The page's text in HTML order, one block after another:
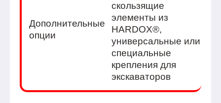
Дополнительные
опции
скользящие
элементы из
HARDOX®,
универсальные или
специальные
крепления для
экскаваторов